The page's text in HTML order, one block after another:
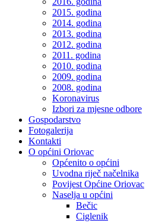
2015. godina
2014. godina
2013. godina
2012. godina
2011. godina
2010. godina
2009. godina
2008. godina
Koronavirus
Izbori za mjesne odbore
Gospodarstvo
Fotogalerija
Kontakti
O općini Oriovac
Općenito o općini
Uvodna riječ načelnika
Povijest Općine Oriovac
Naselja u općini
Bečic
Ciglenik